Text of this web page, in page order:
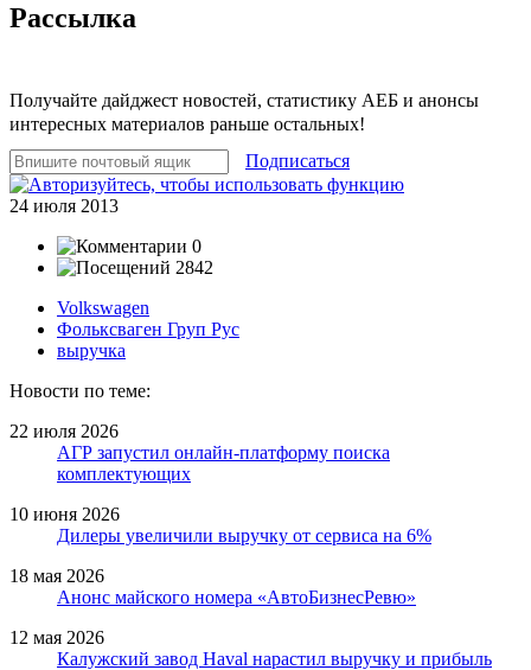
Рассылка
Получайте дайджест новостей, статистику АЕБ и анонсы
интересных материалов раньше остальных!
Подписаться
24 июля 2013
0
2842
Volkswagen
Фольксваген Груп Рус
выручка
Новости по теме:
22 июля 2026
АГР запустил онлайн-платформу поиска
комплектующих
10 июня 2026
Дилеры увеличили выручку от сервиса на 6%
18 мая 2026
Анонс майского номера «АвтоБизнесРевю»
12 мая 2026
Калужский завод Haval нарастил выручку и прибыль